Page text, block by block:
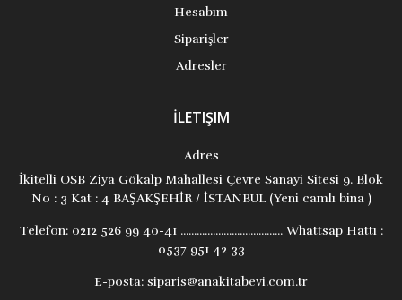
Hesabım
Siparişler
Adresler
İLETIŞIM
Adres
İkitelli OSB Ziya Gökalp Mahallesi Çevre Sanayi Sitesi 9. Blok
No : 3 Kat : 4 BAŞAKŞEHİR / İSTANBUL (Yeni camlı bina )
Telefon:0212 526 99 40-41 ...................................... Whattsap Hattı :
0537 951 42 33
E-posta: siparis@anakitabevi.com.tr